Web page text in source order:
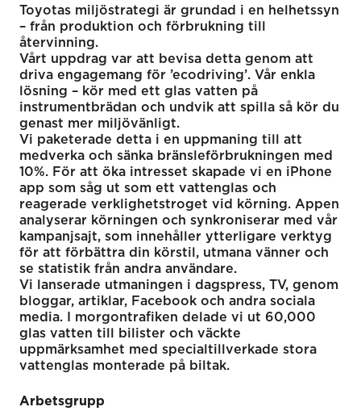
Toyotas miljöstrategi är grundad i en helhetssyn
– från produktion och förbrukning till
återvinning.
Vårt uppdrag var att bevisa detta genom att
driva engagemang för ’ecodriving’. Vår enkla
lösning – kör med ett glas vatten på
instrumentbrädan och undvik att spilla så kör du
genast mer miljövänligt.
Vi paketerade detta i en uppmaning till att
medverka och sänka bränsleförbrukningen med
10%. För att öka intresset skapade vi en iPhone
app som såg ut som ett vattenglas och
reagerade verklighetstroget vid körning. Appen
analyserar körningen och synkroniserar med vår
kampanjsajt, som innehåller ytterligare verktyg
för att förbättra din körstil, utmana vänner och
se statistik från andra användare.
Vi lanserade utmaningen i dagspress, TV, genom
bloggar, artiklar, Facebook och andra sociala
media. I morgontrafiken delade vi ut 60,000
glas vatten till bilister och väckte
uppmärksamhet med specialtillverkade stora
vattenglas monterade på biltak.
Arbetsgrupp